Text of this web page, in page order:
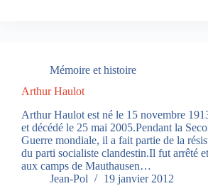
Mémoire et histoire
Arthur Haulot
Arthur Haulot est né le 15 novembre
et décédé le 25 mai 2005.Pendant la
Guerre mondiale, il a fait partie de la
du parti socialiste clandestin.Il fut arrêté
aux camps de Mauthausen…
Jean-Pol
19 janvier 2012